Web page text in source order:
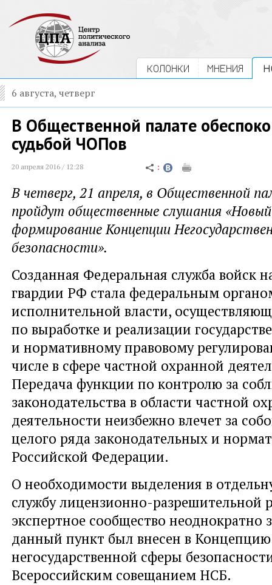
КОЛОНКИ МНЕНИЯ
6 августа, четверг
В Общественной палате
судьбой ЧОПов
20 апреля 2016 / 12:28
В четверг, 21 апреля, в Общественной
пройдут общественные слушания «Новый
формирование Концепции
безопасности».
Созданная Федеральная служба войск
гвардии РФ стала федеральным
исполнительной власти,
по выработке и реализации
и нормативному правовому
числе в сфере частной охранной
Передача функции по контролю за
законодательства в области частной
деятельности неизбежно влечет за
целого ряда законодательных и
Российской Федерации.
О необходимости выделения в
службу лицензионно-разрешительной
экспертное сообщество неоднократно
данный пункт был внесен в Концепцию
негосударственной сферы
Всероссийским совещанием НСБ.